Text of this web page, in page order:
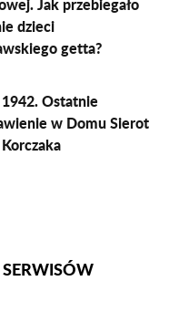
Jak przebiegało
dzieci
getta?
Ostatnie
w Domu Sierot